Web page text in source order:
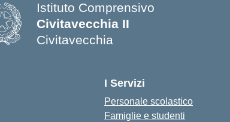
Istituto Comprensivo
Civitavecchia II
Civitavecchia
I Servizi
Personale scolastico
Famiglie e studenti